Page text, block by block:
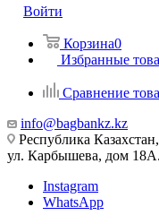
Войти
Корзина0
Избранные
Сравнение
info@bagbankz.kz
Республика
ул. Карбышева, дом 18А.
Instagram
WhatsApp